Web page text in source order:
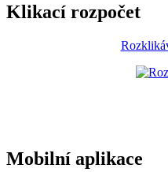
Klikací rozpočet
Mobilní aplikace